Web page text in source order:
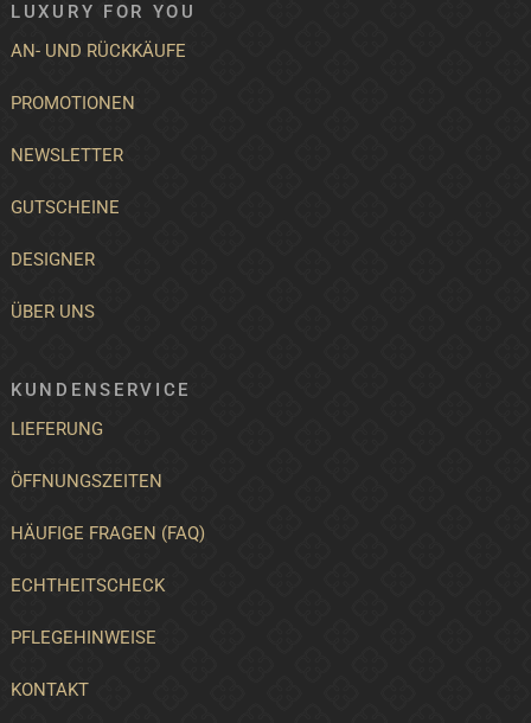
LUXURY FOR YOU
AN- UND RÜCKKÄUFE
PROMOTIONEN
NEWSLETTER
GUTSCHEINE
DESIGNER
ÜBER UNS
KUNDENSERVICE
LIEFERUNG
ÖFFNUNGSZEITEN
HÄUFIGE FRAGEN (FAQ)
ECHTHEITSCHECK
PFLEGEHINWEISE
KONTAKT